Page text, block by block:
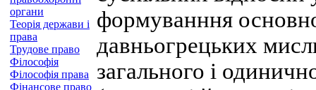
органи
Теорія держави і
права
Трудове право
Філософія
Філософія права
Фінансове право
формуванння
давньогрецьких
загального і